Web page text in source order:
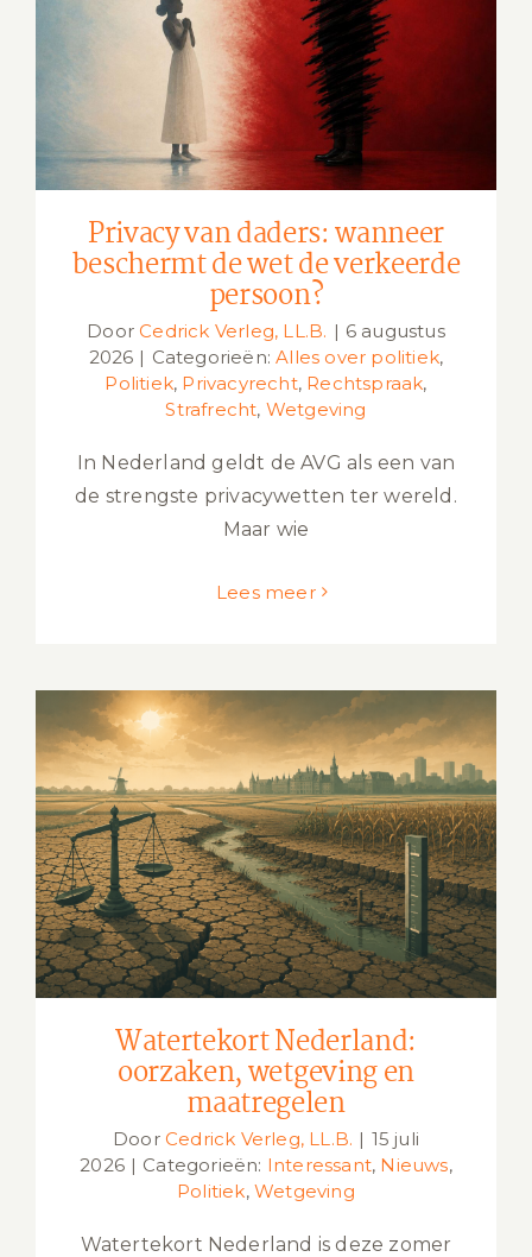
Privacy van daders: wanneer
beschermt de wet de verkeerde
persoon?
Privacy van daders: wanneer
beschermt de wet de verkeerde
persoon?
Door Cedrick Verleg, LL.B. | 6 augustus
2026 | Categorieën:Alles over politiek,
Politiek, Privacyrecht, Rechtspraak,
Strafrecht, Wetgeving
In Nederland geldt de AVG als een van
de strengste privacywetten ter wereld.
Maar wie
Lees meer
Watertekort Nederland: oorzaken,
wetgeving en maatregelen
Watertekort Nederland:
oorzaken, wetgeving en
maatregelen
Door Cedrick Verleg, LL.B. | 15 juli
2026 | Categorieën: Interessant, Nieuws,
Politiek,Wetgeving
Watertekort Nederland is deze zomer